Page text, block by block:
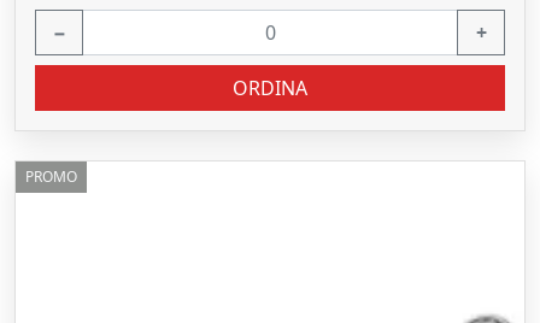
− +
ORDINA
PROMO